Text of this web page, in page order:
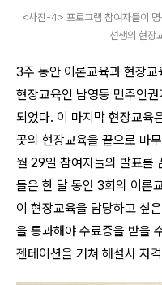
<사진-4> 프로그램 참여자들이
선생의 현장
3주 동안 이론교육과 현장
현장교육인 남영동 민주인
되었다. 이 마지막 현장교육
곳의 현장교육을 끝으로 마
월 29일 참여자들의 발표를
들은 한 달 동안 3회의 이론
이 현장교육을 담당하고 싶
을 통과해야 수료증을 받을
젠테이션을 거쳐 해설사 자